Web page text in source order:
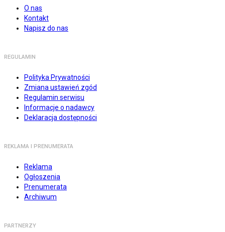
O nas
Kontakt
Napisz do nas
REGULAMIN
Polityka Prywatności
Zmiana ustawień zgód
Regulamin serwisu
Informacje o nadawcy
Deklaracja dostępności
REKLAMA I PRENUMERATA
Reklama
Ogłoszenia
Prenumerata
Archiwum
PARTNERZY